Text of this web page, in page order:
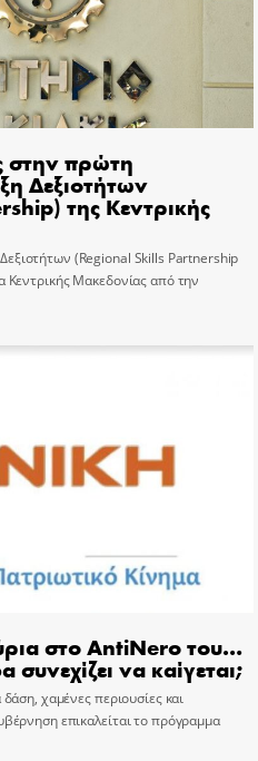
στην πρώτη
Δεξιοτήτων
της Κεντρικής
(Regional Skills Partnership
Κεντρικής Μακεδονίας από την
στο AntiNero του…
συνεχίζει να καίγεται;
χαμένες περιουσίες και
επικαλείται το πρόγραμμα